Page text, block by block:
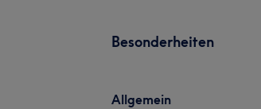
Besonderheiten
Allgemein